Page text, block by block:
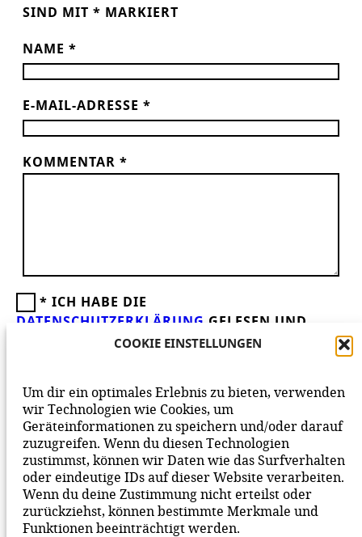
COOKIE EINSTELLUNGEN
Um dir ein optimales Erlebnis zu bieten, verwenden
wir Technologien wie Cookies, um
Geräteinformationen zu speichern und/oder darauf
zuzugreifen. Wenn du diesen Technologien
zustimmst, können wir Daten wie das Surfverhalten
oder eindeutige IDs auf dieser Website verarbeiten.
Wenn du deine Zustimmung nicht erteilst oder
zurückziehst, können bestimmte Merkmale und
Funktionen beeinträchtigt werden.
SIND MIT * MARKIERT
NAME *
E-MAIL-ADRESSE *
KOMMENTAR *
* ICH HABE DIE
DATENSCHUTZERKLÄRUNG GELESEN UND
AKZEPTIERE DIESE.WIR FREUEN UNS ÜBER
MITEINANDER AUF UNSERER SEITE.